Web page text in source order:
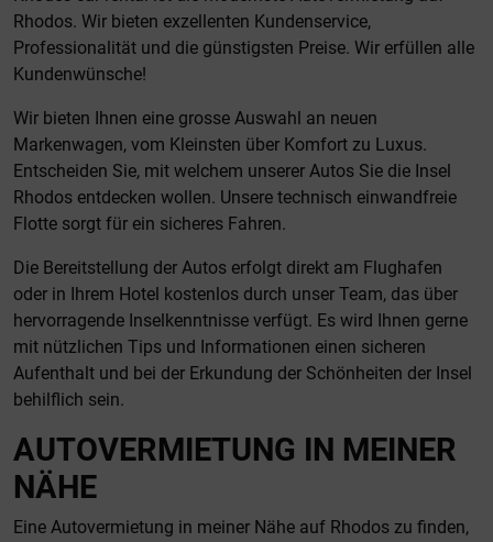
Rhodos. Wir bieten exzellenten Kundenservice,
Professionalität und die günstigsten Preise. Wir erfüllen alle
Kundenwünsche!
Wir bieten Ihnen eine grosse Auswahl an neuen
Markenwagen, vom Kleinsten über Komfort zu Luxus.
Entscheiden Sie, mit welchem unserer Autos Sie die Insel
Rhodos entdecken wollen. Unsere technisch einwandfreie
Flotte sorgt für ein sicheres Fahren.
Die Bereitstellung der Autos erfolgt direkt am Flughafen
oder in Ihrem Hotel kostenlos durch unser Team, das über
hervorragende Inselkenntnisse verfügt. Es wird Ihnen gerne
mit nützlichen Tips und Informationen einen sicheren
Aufenthalt und bei der Erkundung der Schönheiten der Insel
behilflich sein.
AUTOVERMIETUNG IN MEINER
NÄHE
Eine Autovermietung in meiner Nähe auf Rhodos zu finden,